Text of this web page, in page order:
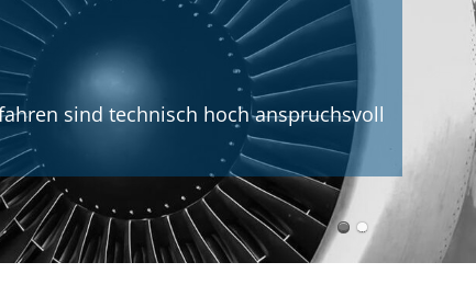
sind technisch hoch anspruchsvoll